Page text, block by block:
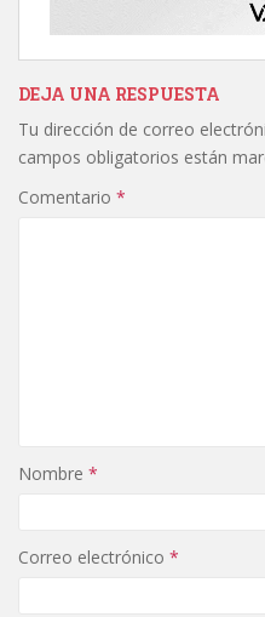
DEJA UNA RESPUESTA
Tu dirección de correo
campos obligatorios están
Comentario *
Nombre *
Correo electrónico *